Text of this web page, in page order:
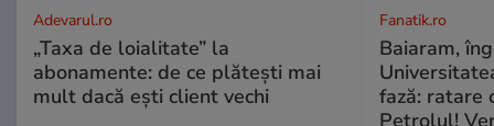
Adevarul.ro
„Taxa de loialitate” la
abonamente: de ce plătești mai
mult dacă ești client vechi
Fanatik.ro
Baiaram,
fază: ratare
Petrolul!